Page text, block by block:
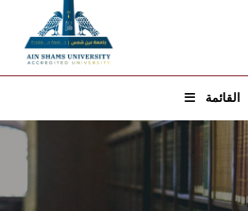
القائمة